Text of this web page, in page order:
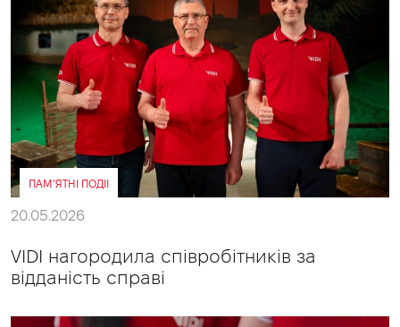
ПАМ’ЯТНІ ПОДІІ
20.05.2026
VIDI нагородила співробітників за
відданість справі